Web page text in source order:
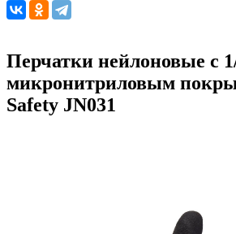
Перчатки нейлоновые с
микронитриловым
Safety JN031